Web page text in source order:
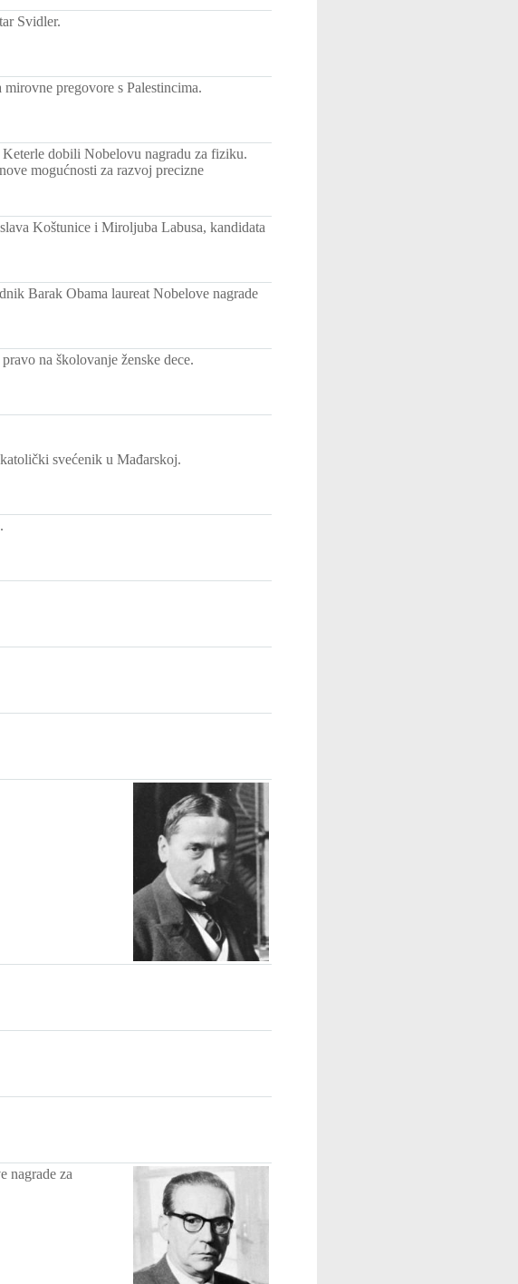
Svidler.
pregovore s Palestincima.
dobili Nobelovu nagradu za fiziku.
mogućnosti za razvoj precizne
Koštunice i Miroljuba Labusa, kandidata
Barak Obama laureat Nobelove nagrade
na školovanje ženske dece.
svećenik u Mađarskoj.
nagrade za